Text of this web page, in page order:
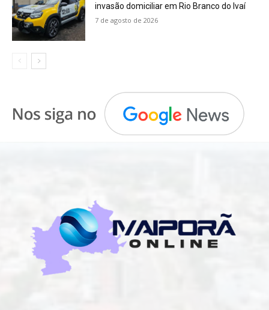
invasão domiciliar em Rio Branco do Ivaí
7 de agosto de 2026